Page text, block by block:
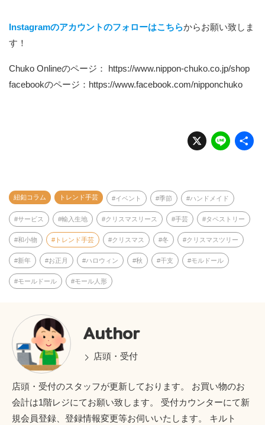
Instagramのアカウントのフォローはこちらからお願い致しま
す！
Chuko Onlineのページ： https://www.nippon-chuko.co.jp/shop
facebookのページ： https://www.facebook.com/nipponchuko
X Li
n
紐釦コラム トレンド手芸 イベント 季節 ハンドメイド
サービス 輸入生地 クリスマスリース 手芸 タペストリー
和小物 トレンド手芸 クリスマス 冬 クリスマスツリー
新年 お正月 ハロウィン 秋 干支 モルドール
モールドール モール人形
Author
店頭・受付
店頭・受付のスタッフが更新しております。 お買い物のお
会計は1階レジにてお願い致します。 受付カウンターにて新
規会員登録、登録情報変更等お伺いいたします。 キルト